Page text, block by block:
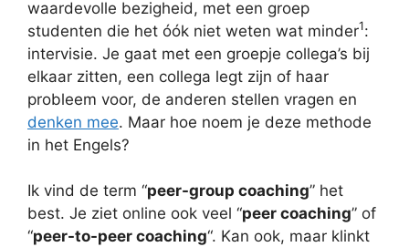
waardevolle bezigheid, met een groep
studenten die het óók niet weten wat minder1:
intervisie. Je gaat met een groepje collega’s bij
elkaar zitten, een collega legt zijn of haar
probleem voor, de anderen stellen vragen en
denken mee. Maar hoe noem je deze methode
in het Engels?
Ik vind de term “peer-group coaching” het
best. Je ziet online ook veel “peer coaching” of
“peer-to-peer coaching“. Kan ook, maar klinkt